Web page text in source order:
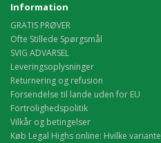
Information
GRATIS PRØVER
Ofte Stillede Spørgsmål
SVIG ADVARSEL
Leveringsoplysninger
Returnering og refusion
Forsendelse til lande uden for EU
Fortrolighedspolitik
Vilkår og betingelser
Køb Legal Highs online: Hvilke